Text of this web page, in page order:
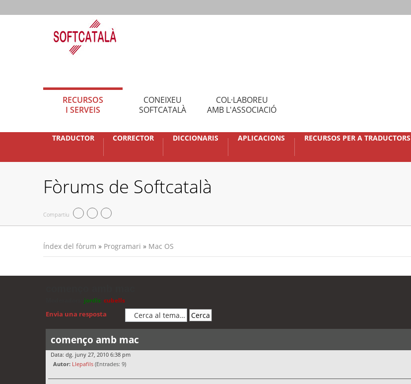
RECURSOS
I SERVEIS
CONEIXEU
SOFTCATALÀ
COL·LABOREU
AMB L'ASSOCIACIÓ
TRADUCTOR CORRECTOR DICCIONARIS APLICACIONS RECURSOS PER A TRADUCTORS
Fòrums de Softcatalà
Compartiu
Índex del fòrum » Programari » Mac OS
jordis cubells
Envia una resposta
començo amb mac
Data: dg. juny 27, 2010 6:38 pm
Autor: Llepafils (Entrades: 9)